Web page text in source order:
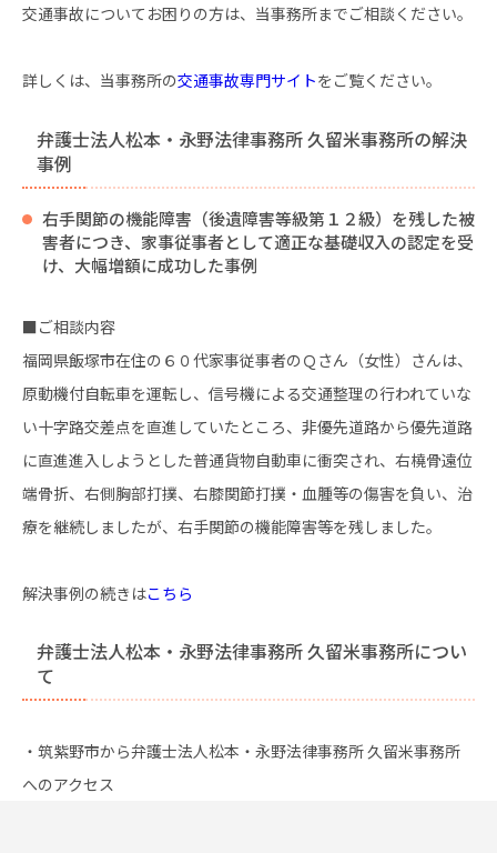
交通事故についてお困りの方は、当事務所までご相談ください。
詳しくは、当事務所の交通事故専門サイトをご覧ください。
弁護士法人松本・永野法律事務所 久留米事務所の解決
事例
右手関節の機能障害（後遺障害等級第１２級）を残した被
害者につき、家事従事者として適正な基礎収入の認定を受
け、大幅増額に成功した事例
■ご相談内容
福岡県飯塚市在住の６０代家事従事者のＱさん（女性）さんは、
原動機付自転車を運転し、信号機による交通整理の行われていな
い十字路交差点を直進していたところ、非優先道路から優先道路
に直進進入しようとした普通貨物自動車に衝突され、右橈骨遠位
端骨折、右側胸部打撲、右膝関節打撲・血腫等の傷害を負い、治
療を継続しましたが、右手関節の機能障害等を残しました。
解決事例の続きはこちら
弁護士法人松本・永野法律事務所 久留米事務所につい
て
・筑紫野市から弁護士法人松本・永野法律事務所 久留米事務所
へのアクセス